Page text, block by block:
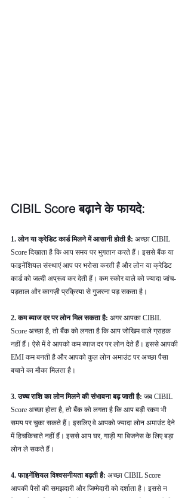
CIBIL Score बढ़ाने के फायदे:
1. लोन या क्रेडिट कार्ड मिलने में आसानी होती है: अच्छा CIBIL
Score दिखाता है कि आप समय पर भुगतान करते हैं। इससे बैंक या
फाइनेंशियल संस्थाएं आप पर भरोसा करती हैं और लोन या क्रेडिट
कार्ड को जल्दी अप्रूव कर देती हैं। कम स्कोर वाले को ज्यादा जांच-
पड़ताल और कागज़ी प्रक्रिया से गुजरना पड़ सकता है।
2. कम ब्याज दर पर लोन मिल सकता है: अगर आपका CIBIL
Score अच्छा है, तो बैंक को लगता है कि आप जोखिम वाले ग्राहक
नहीं हैं। ऐसे में वे आपको कम ब्याज दर पर लोन देते हैं। इससे आपकी
EMI कम बनती है और आपको कुल लोन अमाउंट पर अच्छा पैसा
बचाने का मौका मिलता है।
3. उच्च राशि का लोन मिलने की संभावना बढ़ जाती है: जब CIBIL
Score अच्छा होता है, तो बैंक को लगता है कि आप बड़ी रकम भी
समय पर चुका सकते हैं। इसलिए वे आपको ज्यादा लोन अमाउंट देने
में हिचकिचाते नहीं हैं। इससे आप घर, गाड़ी या बिजनेस के लिए बड़ा
लोन ले सकते हैं।
4. फाइनेंशियल विश्वसनीयता बढ़ती है: अच्छा CIBIL Score
आपकी पैसों की समझदारी और जिम्मेदारी को दर्शाता है। इससे न